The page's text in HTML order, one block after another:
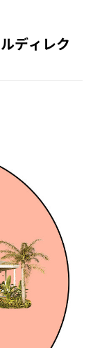
ディレク